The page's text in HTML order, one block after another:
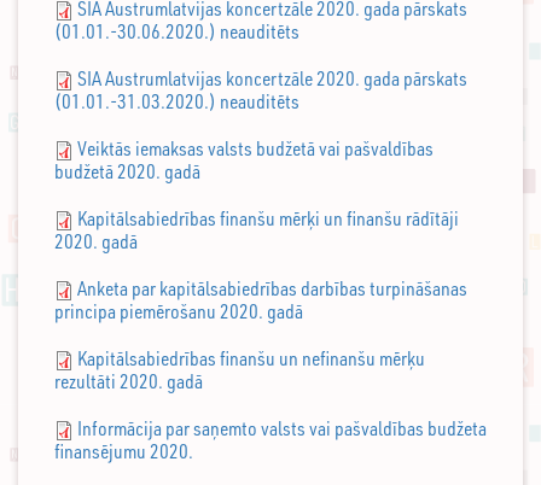
SIA Austrumlatvijas koncertzāle 2020. gada pārskats
(01.01.-30.06.2020.) neauditēts
SIA Austrumlatvijas koncertzāle 2020. gada pārskats
(01.01.-31.03.2020.) neauditēts
Veiktās iemaksas valsts budžetā vai pašvaldības
budžetā 2020. gadā
Kapitālsabiedrības finanšu mērķi un finanšu rādītāji
2020. gadā
Anketa par kapitālsabiedrības darbības turpināšanas
principa piemērošanu 2020. gadā
Kapitālsabiedrības finanšu un nefinanšu mērķu
rezultāti 2020. gadā
Informācija par saņemto valsts vai pašvaldības budžeta
finansējumu 2020.